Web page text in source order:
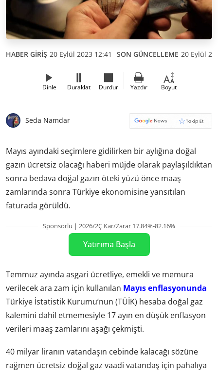
HABER GİRİŞ 20 Eylül 2023 12:41 SON GÜNCELLEME 20 Eylül
Dinle Duraklat Durdur Yazdır Boyut
Seda Namdar
Mayıs ayındaki seçimlere gidilirken bir aylığına doğal
gazın ücretsiz olacağı haberi müjde olarak paylaşıldıktan
sonra bedava doğal gazın öteki yüzü önce maaş
zamlarında sonra Türkiye ekonomisine yansıtılan
faturada görüldü.
Sponsorlu | 2026/2Ç Kar/Zarar 17.84%-82.16%
Yatırıma Başla
Temmuz ayında asgari ücretliye, emekli ve memura
verilecek ara zam için kullanılan Mayıs enflasyonunda
Türkiye İstatistik Kurumu’nun (TÜİK) hesaba doğal gaz
kalemini dahil etmemesiyle 17 ayın en düşük enflasyon
verileri maaş zamlarını aşağı çekmişti.
40 milyar liranın vatandaşın cebinde kalacağı sözüne
rağmen ücretsiz doğal gaz vaadi vatandaş için pahalıya